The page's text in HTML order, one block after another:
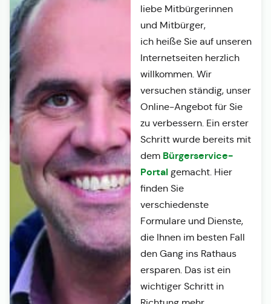
liebe Mitbürgerinnen
und Mitbürger,
ich heiße Sie auf unseren
Internetseiten herzlich
willkommen. Wir
versuchen ständig, unser
Online-Angebot für Sie
zu verbessern. Ein erster
Schritt wurde bereits mit
dem Bürgerservice-
Portalgemacht. Hier
finden Sie
verschiedenste
Formulare und Dienste,
die Ihnen im besten Fall
den Gang ins Rathaus
ersparen. Das ist ein
wichtiger Schritt in